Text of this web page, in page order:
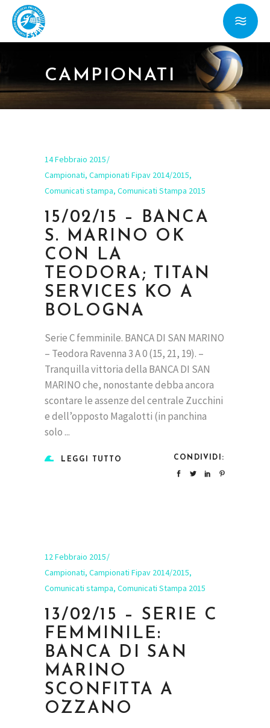
CAMPIONATI
14 Febbraio 2015
Campionati, Campionati Fipav 2014/2015,
Comunicati stampa, Comunicati Stampa 2015
15/02/15 – BANCA
S. MARINO OK
CON LA
TEODORA; TITAN
SERVICES KO A
BOLOGNA
Serie C femminile. BANCA DI SAN MARINO
– Teodora Ravenna 3 A 0 (15, 21, 19). –
Tranquilla vittoria della BANCA DI SAN
MARINO che, nonostante debba ancora
scontare le assenze del centrale Zucchini
e dell’opposto Magalotti (in panchina
solo
LEGGI TUTTO CONDIVIDI:
12 Febbraio 2015
Campionati, Campionati Fipav 2014/2015,
Comunicati stampa, Comunicati Stampa 2015
13/02/15 – SERIE C
FEMMINILE:
BANCA DI SAN
MARINO
SCONFITTA A
OZZANO